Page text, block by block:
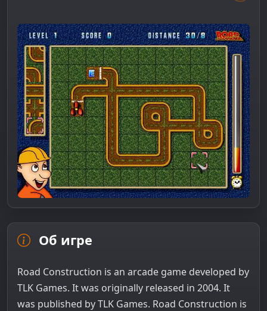
Об игре
Road Construction is an arcade game developed by
TLK Games. It was originally released in 2004. It
was published by TLK Games. Road Construction is